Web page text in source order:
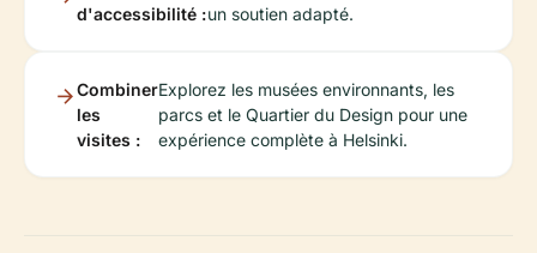
d'accessibilité :un soutien adapté.
Combiner
les
visites :
Explorez les musées environnants, les
parcs et le Quartier du Design pour une
expérience complète à Helsinki.